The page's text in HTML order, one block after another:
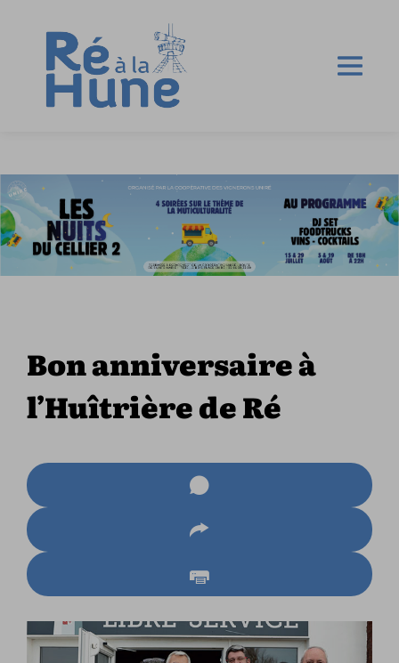
Bon anniversaire à
l’Huîtrière de Ré